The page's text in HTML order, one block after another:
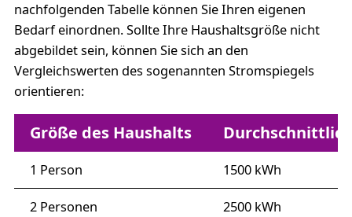
nachfolgenden Tabelle können Sie Ihren eigenen
Bedarf einordnen. Sollte Ihre Haushaltsgröße nicht
abgebildet sein, können Sie sich an den
Vergleichswerten des sogenannten Stromspiegels
orientieren:
Größe des Haushalts
1 Person 1500 kWh
2 Personen 2500 kWh